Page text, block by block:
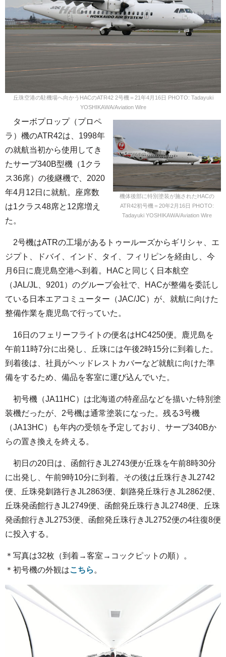
丘珠空港の駐機場へ向かうHACのATR42 2号機＝21年4月16日 PHOTO: Tadayuki
YOSHIKAWA/Aviation Wire
機体後部に特別塗装が施されたHACの
ATR42初号機＝20年2月16日 PHOTO:
Tadayuki YOSHIKAWA/Aviation Wire
ターボプロップ（プロペ
ラ）機のATR42は、1998年
の就航当初から使用してき
たサーブ340B型機（1クラ
ス36席）の後継機で、2020
年4月12日に就航。座席数
は1クラス48席と12席増え
た。
2号機はATRの工場があるトゥールーズからギリシャ、エ
ジプト、ドバイ、インド、タイ、フィリピンを経由し、今
月6日に鹿児島空港へ到着。HACと同じく日本航空
（JAL/JL、9201）のグループ会社で、HACが整備を委託し
ている日本エアコミューター（JAC/JC）が、就航に向けた
整備作業を鹿児島で行っていた。
16日のフェリーフライトの便名はHC4250便。鹿児島を
午前11時7分に出発し、丘珠には午後2時15分に到着した。
到着後は、社員がヘッドレストカバーなど就航に向けた準
備をするため、備品を客室に運び込んでいた。
初号機（JA11HC）は北海道の特産品などを描いた特別塗
装機だったが、2号機は通常塗装になった。残る3号機
（JA13HC）も年内の受領を予定しており、サーブ340Bか
らの置き換えを終える。
初日の20日は、函館行きJL2743便が丘珠を午前8時30分
に出発し、午前9時10分に到着。その後は丘珠行きJL2742
便、丘珠発釧路行きJL2863便、釧路発丘珠行きJL2862便、
丘珠発函館行きJL2749便、函館発丘珠行きJL2748便、丘珠
発函館行きJL2753便、函館発丘珠行きJL2752便の4往復8便
に投入する。
＊写真は32枚（到着→客室→コックピットの順）。
＊初号機の外観はこちら 。